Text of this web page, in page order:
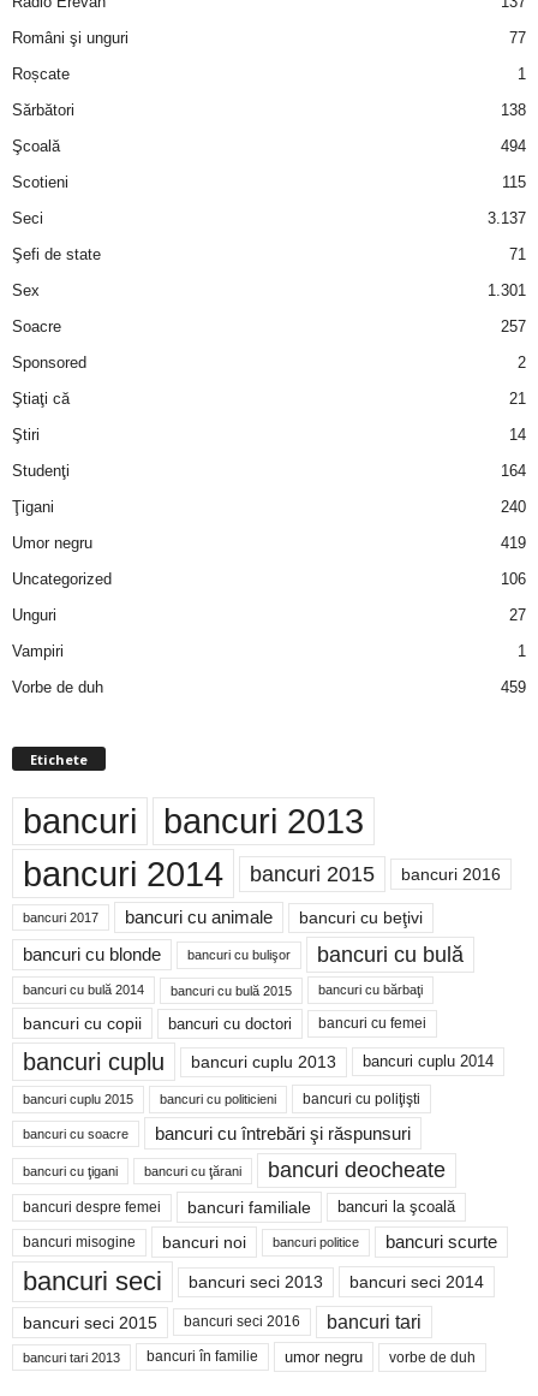
Români şi unguri
77
Roșcate
1
Sărbători
138
Şcoală
494
Scotieni
115
Seci
3.137
Şefi de state
71
Sex
1.301
Soacre
257
Sponsored
2
Ştiaţi că
21
Ştiri
14
Studenţi
164
Ţigani
240
Umor negru
419
Uncategorized
106
Unguri
27
Vampiri
1
Vorbe de duh
459
Etichete
bancuri bancuri 2013
bancuri 2014 bancuri 2015 bancuri 2016
bancuri 2017 bancuri cu animale bancuri cu beţivi
bancuri cu blonde bancuri cu bulişor bancuri cu bulă
bancuri cu bulă 2014 bancuri cu bulă 2015 bancuri cu bărbaţi
bancuri cu copii bancuri cu doctori bancuri cu femei
bancuri cuplu bancuri cuplu 2013 bancuri cuplu 2014
bancuri cuplu 2015 bancuri cu politicieni bancuri cu poliţişti
bancuri cu soacre bancuri cu întrebări şi răspunsuri
bancuri cu ţigani bancuri cu ţărani bancuri deocheate
bancuri despre femei bancuri familiale bancuri la şcoală
bancuri misogine bancuri noi bancuri politice bancuri scurte
bancuri seci bancuri seci 2013 bancuri seci 2014
bancuri seci 2015 bancuri seci 2016 bancuri tari
bancuri tari 2013 bancuri în familie umor negru vorbe de duh